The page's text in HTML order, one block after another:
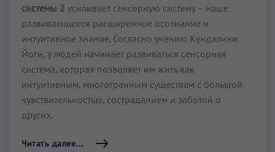
системы 2 усиливает сенсорную систему – наше
развивающееся расширенное осознание и
интуитивное знание. Согласно учению Кундалини
Йоги, у людей начинает развиваться сенсорная
система, которая позволяет им жить как
интуитивным, многогранным существам с большой
чувствительностью, состраданием и заботой о
других.
Читать далее...